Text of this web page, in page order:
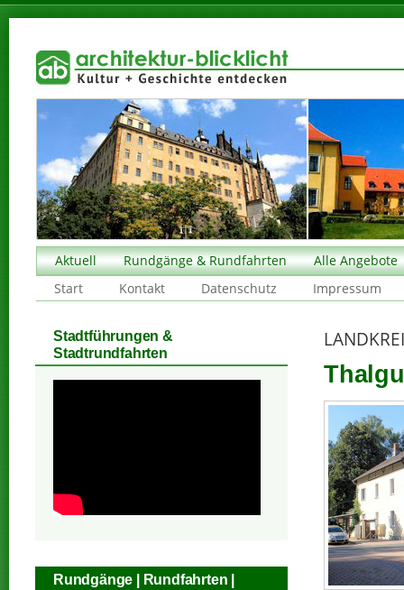
Aktuell Rundgänge & Rundfahrten
Alle Angebote
Start
Kontakt Datenschutz Impressum
Stadtführungen &
Stadtrundfahrten
Rundgänge | Rundfahrten |